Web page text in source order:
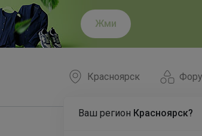
Жми
Красноярск
Ваш регион Красноярск?